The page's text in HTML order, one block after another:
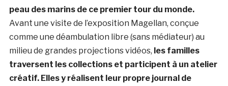
peau des marins de ce premier tour du monde.
Avant une visite de l’exposition Magellan, conçue
comme une déambulation libre (sans médiateur) au
milieu de grandes projections vidéos, les familles
traversent les collections et participent à un atelier
créatif. Elles y réalisent leur propre journal de